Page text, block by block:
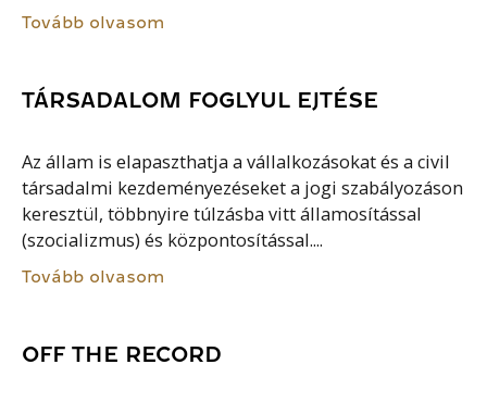
Tovább olvasom
TÁRSADALOM FOGLYUL EJTÉSE
Az állam is elapaszthatja a vállalkozásokat és a civil
társadalmi kezdeményezéseket a jogi szabályozáson
keresztül, többnyire túlzásba vitt államosítással
(szocializmus) és központosítással....
Tovább olvasom
OFF THE RECORD